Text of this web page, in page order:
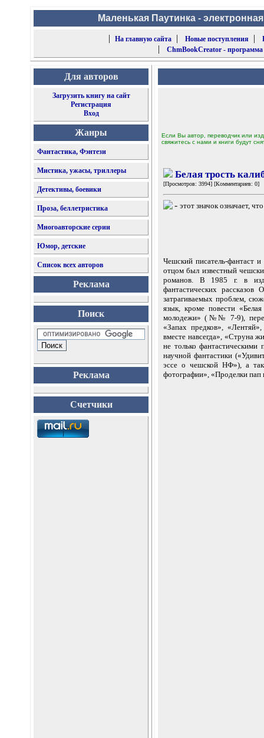
Маленькая Паутинка -
|
На главную сайта| Новые поступления |
| ChmBookCreator -
Для авторов
Загрузить книгу на сайт
Регистрация
Вход
Жанры
Фантастика, Фэнтези
Мистика, ужасы, триллеры
Детективы, боевики
Проза, беллетристика
Многоавторские серии
Юмор, детские
Список всех авторов
Реклама
Поиск
Реклама
Счетчики
Если Вы автор, переводчик или
свяжитесь с нами и книги будут
Белая трость
[Просмотров: 3994] [Комментариев: 0]
- этот значок означает,
Чешский писатель-фантаст
отцом был известный
романов. В 1985 г. в
фантастических
затрагиваемых проблем,
язык, кроме повести
молодежи» (№№ 7-9),
«Запах предков»,
вместе навсегда», «Струна
не только фантастическими
научной фантастики
эссе о чешской НФ»), а
фотографии», «Проделки пап